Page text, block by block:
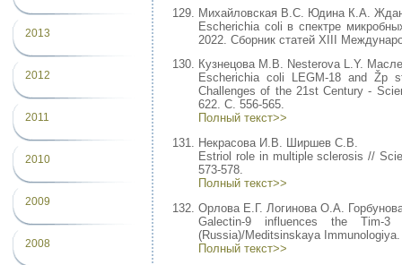
2013
2012
2011
2010
2009
2008
Михайловская В.С. Юдина К.А.
Escherichia coli в спектре
2022. Cборник статей XIII
Кузнецова М.В. Nesterova L.Y.
Escherichia coli LEGM-18 and Žp
Challenges of the 21st Century -
622. С. 556-565.
Полный текст>>
Некрасова И.В. Ширшев С.В.
Estriol role in multiple sclerosis //
573-578.
Полный текст>>
Орлова Е.Г. Логинова О.А.
Galectin-9 influences the Tim-3
(Russia)/Meditsinskaya
Полный текст>>